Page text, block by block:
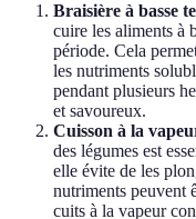
Braisière à basse
cuire les aliments à
période. Cela
les nutriments
pendant plusieurs
et savoureux.
Cuisson à la
des légumes est
elle évite de les
nutriments peuvent
cuits à la vapeur